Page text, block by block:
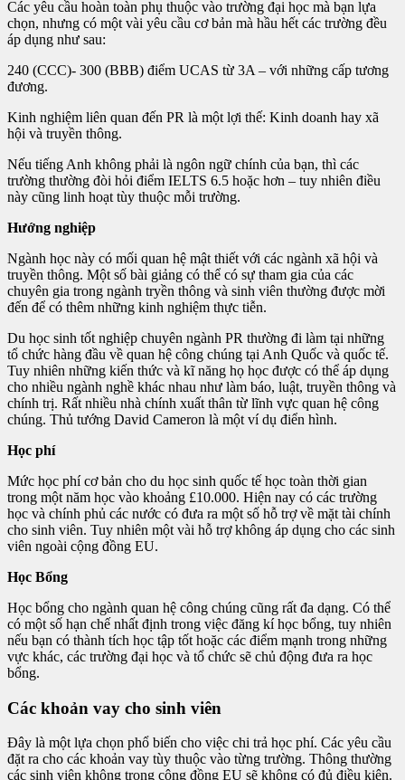
Các yêu cầu hoàn toàn phụ thuộc vào trường đại học mà bạn lựa
chọn, nhưng có một vài yêu cầu cơ bản mà hầu hết các trường đều
áp dụng như sau:
240 (CCC)- 300 (BBB) điểm UCAS từ 3A – với những cấp tương
đương.
Kinh nghiệm liên quan đến PR là một lợi thế: Kinh doanh hay xã
hội và truyền thông.
Nếu tiếng Anh không phải là ngôn ngữ chính của bạn, thì các
trường thường đòi hỏi điểm IELTS 6.5 hoặc hơn – tuy nhiên điều
này cũng linh hoạt tùy thuộc mỗi trường.
Hướng nghiệp
Ngành học này có mối quan hệ mật thiết với các ngành xã hội và
truyền thông. Một số bài giảng có thể có sự tham gia của các
chuyên gia trong ngành tryền thông và sinh viên thường được mời
đến để có thêm những kinh nghiệm thực tiễn.
Du học sinh tốt nghiệp chuyên ngành PR thường đi làm tại những
tổ chức hàng đầu về quan hệ công chúng tại Anh Quốc và quốc tế.
Tuy nhiên những kiến thức và kĩ năng họ học được có thể áp dụng
cho nhiều ngành nghề khác nhau như làm báo, luật, truyền thông và
chính trị. Rất nhiều nhà chính xuất thân từ lĩnh vực quan hệ công
chúng. Thủ tướng David Cameron là một ví dụ điển hình.
Học phí
Mức học phí cơ bản cho du học sinh quốc tế học toàn thời gian
trong một năm học vào khoảng £10.000. Hiện nay có các trường
học và chính phủ các nước có đưa ra một số hỗ trợ về mặt tài chính
cho sinh viên. Tuy nhiên một vài hỗ trợ không áp dụng cho các sinh
viên ngoài cộng đồng EU.
Học Bổng
Học bổng cho ngành quan hệ công chúng cũng rất đa dạng. Có thể
có một số hạn chế nhất định trong việc đăng kí học bổng, tuy nhiên
nếu bạn có thành tích học tập tốt hoặc các điểm mạnh trong những
vực khác, các trường đại học và tổ chức sẽ chủ động đưa ra học
bổng.
Các khoản vay cho sinh viên
Đây là một lựa chọn phổ biến cho việc chi trả học phí. Các yêu cầu
đặt ra cho các khoản vay tùy thuộc vào từng trường. Thông thường
các sinh viên không trong cộng đồng EU sẽ không có đủ điều kiện.